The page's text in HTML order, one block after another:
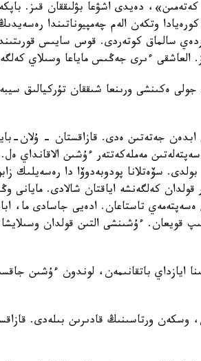
دەيدى اشۋعا بۋلىققان قىز.
وتكەن الەم چەمپيوناتىندا
سالماق كوتەردى. قوس سايىس
ەكىنشى ورىنعا شىققان تۇركيالىق
جەتەتىن ەدى. قازاقستان - ۇلان-
مەملەكەتتەر ءۇشىن الاقانداي ەل.
سۆەتلانا پودوبەدوۆا دا رەسەيلىك
قولدان كەلگەنشە اياقتان شالادى. مايانى
تاستاعان. ادەيى جاسادى ما،
كىر تاسىن سالىپ قويعان. ءۇشىنشى التىن قولدان
باتقانىمەن، لوندون ءۇشىن
ورتاسىنىڭ قادىرىن بىلەدى.